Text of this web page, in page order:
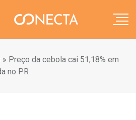
» Preço da cebola cai 51,18% em
no PR